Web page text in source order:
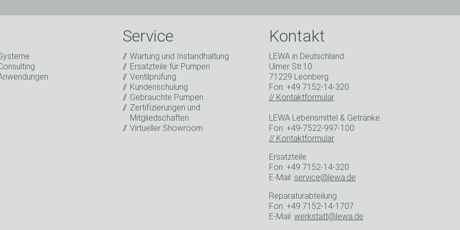
stimme der Verarbeitung meiner Daten für Marketingzwecke zu.
sowie weiterer Informationen über neue Produkte, Neuigkeiten
zu Veranstaltungen oder entsprechenden anderen Events.
Service
Wartung und Instandhaltung
Ersatzteile für Pumpen
Ventilprüfung
Kundenschulung
Gebrauchte Pumpen
Zertifizierungen und
Mitgliedschaften
Virtueller Showroom
Kontakt
LEWA in Deutschland
Ulmer Str.10
71229 Leonberg
Fon: +49 7152-14-320
// Kontaktformular
LEWA Lebensmittel & Getränke
Fon: +49-7522-997-100
// Kontaktformular
Ersatzteile
Fon: +49 7152-14-320
E-Mail: service@lewa.de
Reparaturabteilung
Fon: +49 7152-14-1707
E-Mail: werkstatt@lewa.de